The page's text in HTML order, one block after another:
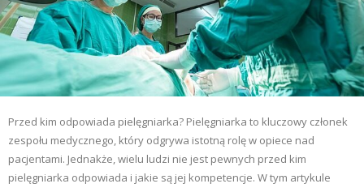
Przed kim odpowiada pielęgniarka? Pielęgniarka to kluczowy członek
zespołu medycznego, który odgrywa istotną rolę w opiece nad
pacjentami. Jednakże, wielu ludzi nie jest pewnych przed kim
pielęgniarka odpowiada i jakie są jej kompetencje. W tym artykule